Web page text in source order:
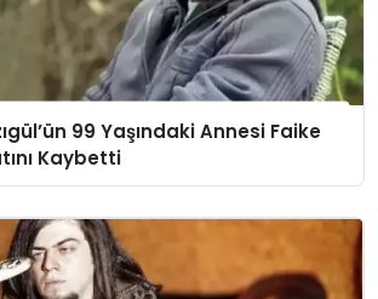
99 Yaşındaki Annesi Faike
Kaybetti